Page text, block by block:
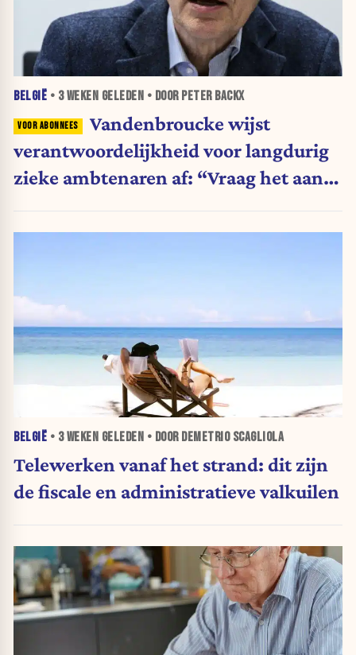
BELGIË • 3 WEKEN GELEDEN • DOOR PETER BACKX
Vandenbroucke wijst
verantwoordelijkheid voor langdurig
zieke ambtenaren af: “Vraag het aan
BELGIË • 3 WEKEN GELEDEN • DOOR DEMETRIO SCAGLIOLA
Telewerken vanaf het strand: dit zijn
de fiscale en administratieve valkuilen